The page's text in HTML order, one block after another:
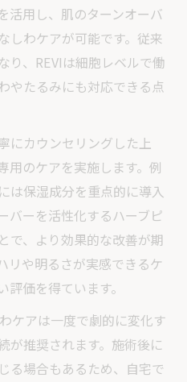
活用し、肌のターンオーバ
しわケアが可能です。従来
り、REVIは細胞レベルで働
やたるみにも対応できる点
にカウンセリングした上
用のケアを実施します。例
は保湿成分を重点的に導入
バーを活性化するハーブピ
で、より効果的な改善が期
リや明るさが実感できるケ
価を得ています。
ケアは一度で劇的に変化す
が推奨されます。施術後に
る場合もあるため、自宅で